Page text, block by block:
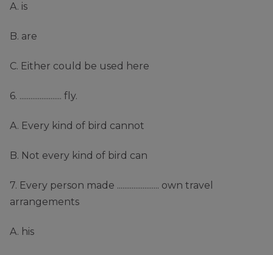
A. is
B. are
C. Either could be used here
6. ....................... fly.
A. Every kind of bird cannot
B. Not every kind of bird can
7. Every person made ....................... own travel
arrangements
A. his